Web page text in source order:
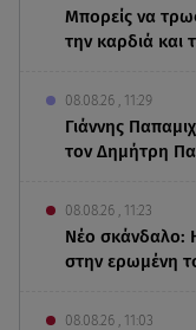
Μπορείς να
την καρδιά και
08.08.26 , 11:29
Γιάννης
τον Δημήτρη
08.08.26 , 11:23
Νέο σκάνδαλο:
στην ερωμένη
08.08.26 , 11:03